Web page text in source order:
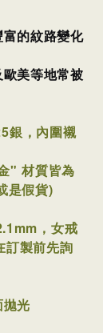
的紋路變化
美等地常被
銀，內圍襯
材質皆為
是假貨)
，女戒
訂製前先詢
光